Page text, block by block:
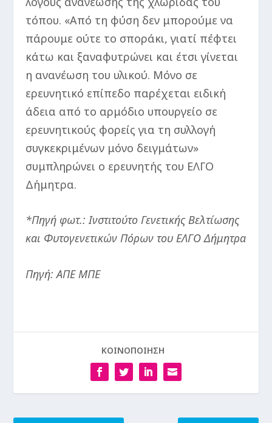
τόπου. «Από τη φύση δεν μπορούμε να
πάρουμε ούτε το σποράκι, γιατί πέφτει
κάτω και ξαναφυτρώνει και έτσι γίνεται
η ανανέωση του υλικού. Μόνο σε
ερευνητικό επίπεδο παρέχεται ειδική
άδεια από το αρμόδιο υπουργείο σε
ερευνητικούς φορείς για τη συλλογή
συγκεκριμένων μόνο δειγμάτων»
συμπληρώνει ο ερευνητής του ΕΛΓΟ
Δήμητρα.
*Πηγή φωτ.: Ινστιτούτο Γενετικής Βελτίωσης
και Φυτογενετικών Πόρων του ΕΛΓΟ Δήμητρα
Πηγή: ΑΠΕ ΜΠΕ
ΚΟΙΝΟΠΟΙΗΣΗ